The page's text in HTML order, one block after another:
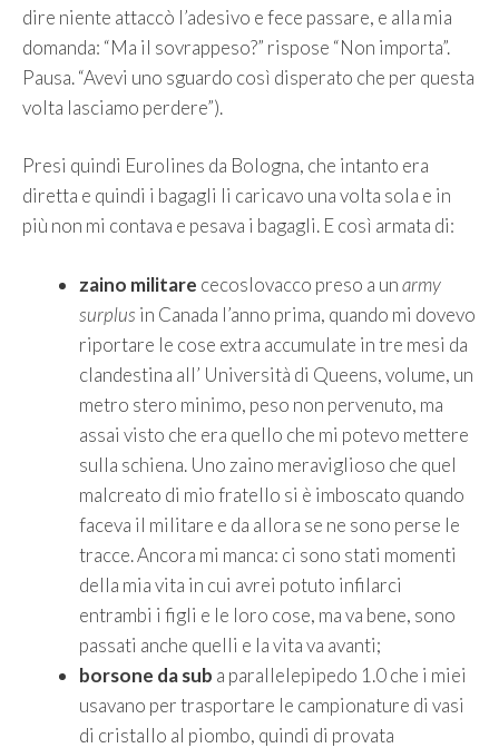
dire niente attaccò l’adesivo e fece passare, e alla mia
domanda: “Ma il sovrappeso?” rispose “Non importa”.
Pausa. “Avevi uno sguardo così disperato che per questa
volta lasciamo perdere”).
Presi quindi Eurolines da Bologna, che intanto era
diretta e quindi i bagagli li caricavo una volta sola e in
più non mi contava e pesava i bagagli. E così armata di:
zaino militare cecoslovacco preso a unarmy
surplus in Canada l’anno prima, quando mi dovevo
riportare le cose extra accumulate in tre mesi da
clandestina all’ Università di Queens, volume, un
metro stero minimo, peso non pervenuto, ma
assai visto che era quello che mi potevo mettere
sulla schiena. Uno zaino meraviglioso che quel
malcreato di mio fratello si è imboscato quando
faceva il militare e da allora se ne sono perse le
tracce. Ancora mi manca: ci sono stati momenti
della mia vita in cui avrei potuto infilarci
entrambi i figli e le loro cose, ma va bene, sono
passati anche quelli e la vita va avanti;
borsone da sub a parallelepipedo 1.0 che i miei
usavano per trasportare le campionature di vasi
di cristallo al piombo, quindi di provata